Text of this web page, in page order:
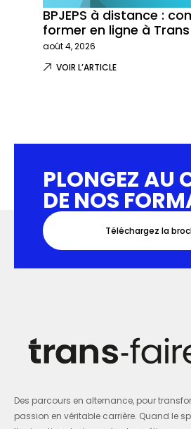
BPJEPS à distance :
former en ligne à
août 4, 2026
VOIR L’ARTICLE
PLONGEZ AU
DE NOS
Téléchargez la
Des parcours en alternance, pour
passion en véritable carrière. Quand le